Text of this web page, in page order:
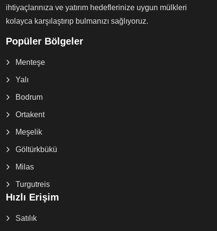
ihtiyaçlarınıza ve yatırım hedeflerinize uygun mülkleri
kolayca karşılaştırıp bulmanızı sağlıyoruz.
Popüler Bölgeler
Menteşe
Yalı
Bodrum
Ortakent
Meşelik
Göltürkbükü
Milas
Turgutreis
Hızlı Erişim
Satılık